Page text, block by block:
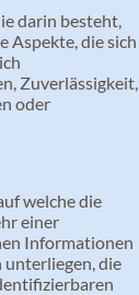
darin besteht,
Aspekte, die sich
Zuverlässigkeit,
oder
welche die
einer
Informationen
die